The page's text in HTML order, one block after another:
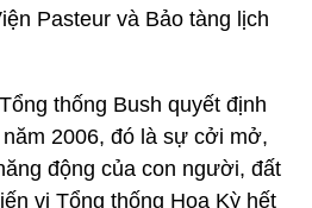
Pasteur và Bảo tàng lịch
thống Bush quyết định
2006, đó là sự cởi mở,
động của con người, đất
vị Tổng thống Hoa Kỳ hết